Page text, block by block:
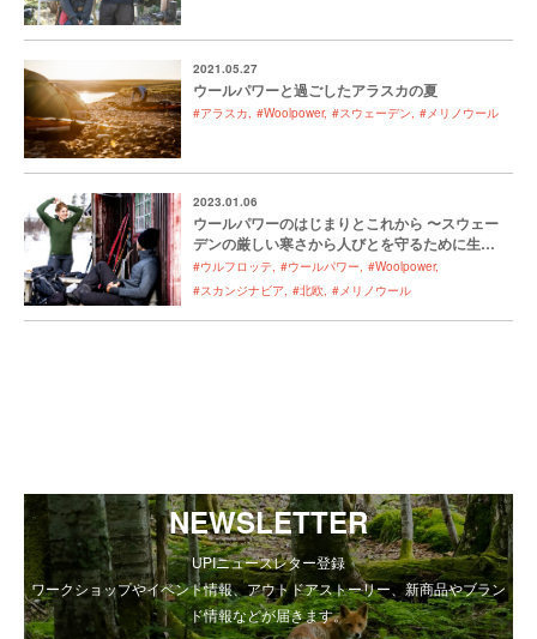
2021.05.27
ウールパワーと過ごしたアラスカの夏
#アラスカ #Woolpower #スウェーデン #メリノウール
2023.01.06
ウールパワーのはじまりとこれから 〜スウェー
デンの厳しい寒さから人びとを守るために生ま
れたウルフロッテ 〜
#ウルフロッテ #ウールパワー #Woolpower
#スカンジナビア #北欧 #メリノウール
NEWSLETTER
UPIニュースレター登録
ワークショップやイベント情報、アウトドアストーリー、新商品やブラン
ド情報などが届きます。